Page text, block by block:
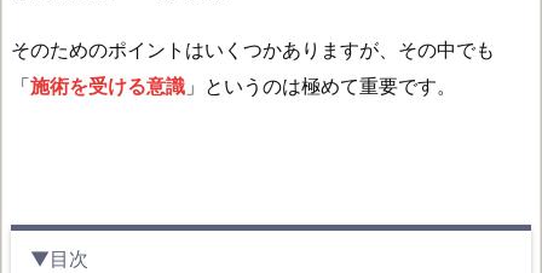
そのためのポイントはいくつかありますが、その中でも
「施術を受ける意識 」というのは極めて重要です。
▼目次